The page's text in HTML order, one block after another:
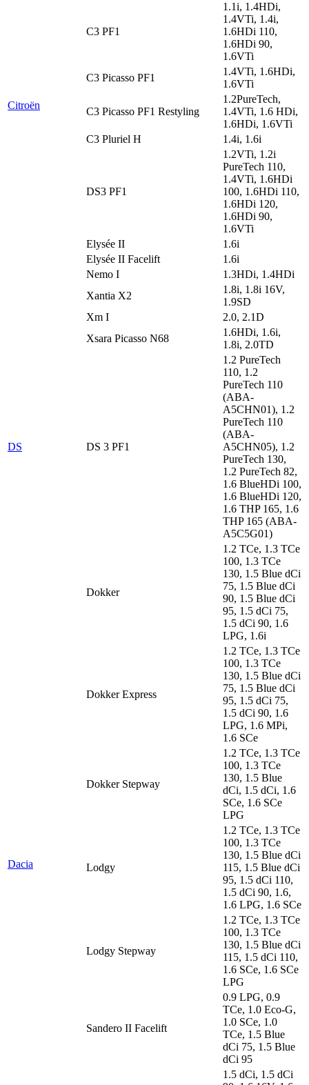
Citroën
C3 PF1
1.1i, 1.4HDi,
1.4VTi, 1.4i,
1.6HDi 110,
1.6HDi 90,
1.6VTi
C3 Picasso PF1
1.4VTi, 1.6HDi,
1.6VTi
C3 Picasso PF1 Restyling
1.2PureTech,
1.4VTi, 1.6 HDi,
1.6HDi, 1.6VTi
C3 Pluriel H
1.4i, 1.6i
DS3 PF1
1.2VTi, 1.2i
PureTech 110,
1.4VTi, 1.6HDi
100, 1.6HDi 110,
1.6HDi 120,
1.6HDi 90,
1.6VTi
Elysée II
1.6i
Elysée II Facelift
1.6i
Nemo I
1.3HDi, 1.4HDi
Xantia X2
1.8i, 1.8i 16V,
1.9SD
Xm I
2.0, 2.1D
Xsara Picasso N68
1.6HDi, 1.6i,
1.8i, 2.0TD
DS DS 3 PF1
1.2 PureTech
110, 1.2
PureTech 110
(ABA-
A5CHN01), 1.2
PureTech 110
(ABA-
A5CHN05), 1.2
PureTech 130,
1.2 PureTech 82,
1.6 BlueHDi 100,
1.6 BlueHDi 120,
1.6 THP 165, 1.6
THP 165 (ABA-
A5C5G01)
Dacia
Dokker
1.2 TCe, 1.3 TCe
100, 1.3 TCe
130, 1.5 Blue dCi
75, 1.5 Blue dCi
90, 1.5 Blue dCi
95, 1.5 dCi 75,
1.5 dCi 90, 1.6
LPG, 1.6i
Dokker Express
1.2 TCe, 1.3 TCe
100, 1.3 TCe
130, 1.5 Blue dCi
75, 1.5 Blue dCi
95, 1.5 dCi 75,
1.5 dCi 90, 1.6
LPG, 1.6 MPi,
1.6 SCe
Dokker Stepway
1.2 TCe, 1.3 TCe
100, 1.3 TCe
130, 1.5 Blue
dCi, 1.5 dCi, 1.6
SCe, 1.6 SCe
LPG
Lodgy
1.2 TCe, 1.3 TCe
100, 1.3 TCe
130, 1.5 Blue dCi
115, 1.5 Blue dCi
95, 1.5 dCi 110,
1.5 dCi 90, 1.6,
1.6 LPG, 1.6 SCe
Lodgy Stepway
1.2 TCe, 1.3 TCe
100, 1.3 TCe
130, 1.5 Blue dCi
115, 1.5 dCi 110,
1.6 SCe, 1.6 SCe
LPG
Sandero II Facelift
0.9 LPG, 0.9
TCe, 1.0 Eco-G,
1.0 SCe, 1.0
TCe, 1.5 Blue
dCi 75, 1.5 Blue
dCi 95
1.5 dCi, 1.5 dCi